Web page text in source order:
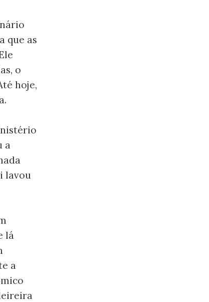
que as
o
hoje,
a
lavou
lá
a